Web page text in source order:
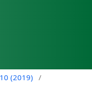
(2019)
/